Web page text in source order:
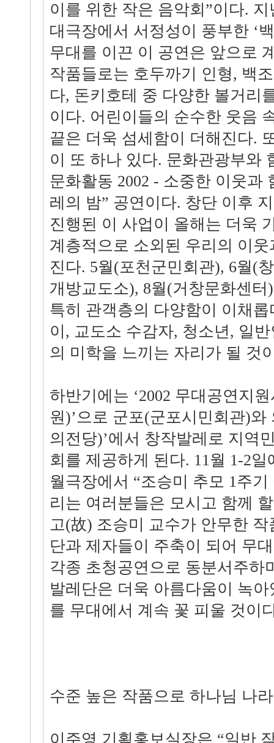
이를 위한 작은 음악회”이다.
대극장에서 서정성이 풍부한 ‘
무대를 이끈 이 공연은 앞으로
작품들로는 호두까기 인형, 백
다, 돈키호테 중 다양한 볼거리
이다. 어린이들의 순수한 웃음
끝은 더욱 섬세함이 더해진다.
이 또 하나 있다. 문화관광부와
문화활동 2002 - 소중한 이웃과
레의 밤” 공연이다. 창단 이후
진행된 이 사업이 올해는 더욱
계층적으로 소외된 우리의 이
진다. 5월(포천군민회관), 6월(
개방교도소), 8월(거창문화센
특히 관객층의 다양함이 이채
이, 교도소 수감자, 청소년, 일
의 미학을 느끼는 자리가 될 것
하반기에는 ‘2002 무대공연지
원)’으로 군포(군포시민회관)
의전당)’에서 창작발레로 지역
회를 제공하게 된다. 11월 1-2
월극장에서 “조승미 추모 1주
리는 여러분들은 모시고 함께
고(故) 조승미 교수가 안무한
단과 제자들이 주축이 되어 무
각종 초청공연으로 동분서주하
발레단은 더욱 아름다움이 녹
를 무대에서 계속 꽃 피울 것이
수준 높은 작품으로 하나님 나
이주영 기획홍보실장은 “일반